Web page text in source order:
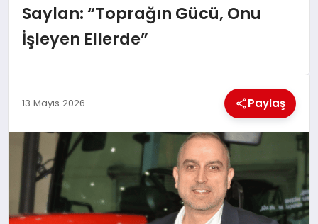
EĞITIM
MAGAZIN
SAĞLIK
SIYASET
Saylan: “Toprağın Gücü, Onu
İşleyen Ellerde”
13 Mayıs 2026 Paylaş